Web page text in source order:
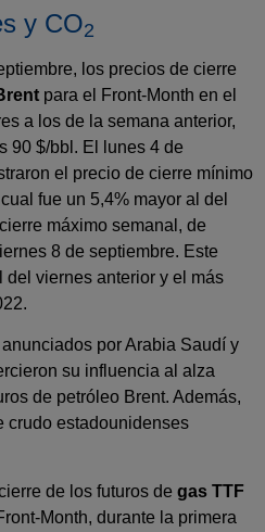
y CO2
los precios de cierre
para el Front‑Month en el
a los de la semana anterior,
90 $/bbl. El lunes 4 de
el precio de cierre mínimo
fue un 5,4% mayor al del
máximo semanal, de
8 de septiembre. Este
del viernes anterior y el más
por Arabia Saudí y
su influencia al alza
de petróleo Brent. Además,
crudo estadounidenses
de los futuros de gas TTF
durante la primera